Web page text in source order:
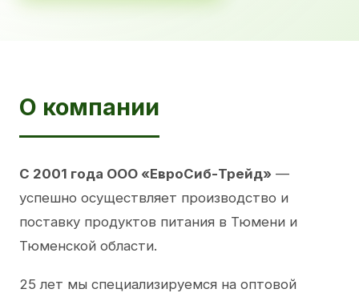
О компании
С 2001 года ООО «ЕвроСиб-Трейд» —
успешно осуществляет производство и
поставку продуктов питания в Тюмени и
Тюменской области.
25 лет мы специализируемся на оптовой